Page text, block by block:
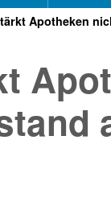
Apotheken